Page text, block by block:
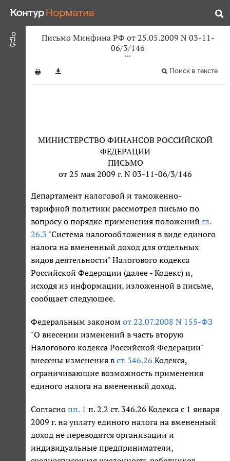
Письмо Минфина РФ от 25.05.2009 N 03-11-
06/3/146
Поиск в тексте
МИНИСТЕРСТВО ФИНАНСОВ РОССИЙСКОЙ
ФЕДЕРАЦИИ
ПИСЬМО
от 25 мая 2009 г. N 03-11-06/3/146
Департамент налоговой и таможенно-
тарифной политики рассмотрел письмо по
вопросу о порядке применения положений гл.
26.3 "Система налогообложения в виде единого
налога на вмененный доход для отдельных
видов деятельности" Налогового кодекса
Российской Федерации (далее - Кодекс) и,
исходя из информации, изложенной в письме,
сообщает следующее.
Федеральным законом от 22.07.2008 N 155-ФЗ
"О внесении изменений в часть вторую
Налогового кодекса Российской Федерации"
внесены изменения в ст. 346.26 Кодекса,
ограничивающие возможность применения
единого налога на вмененный доход.
Согласно пп. 1 п. 2.2 ст. 346.26 Кодекса с 1 января
2009 г. на уплату единого налога на вмененный
доход не переводятся организации и
индивидуальные предприниматели,